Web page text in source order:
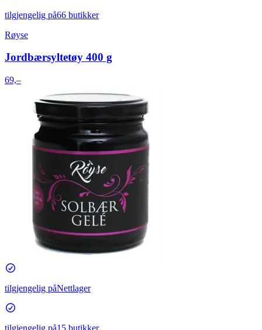
tilgjengelig på66 butikker
Røyse
Jordbærsyltetøy 400 g
69,–
tilgjengelig påNettlager
tilgjengelig på15 butikker